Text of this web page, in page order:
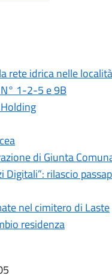
idrica nelle località
N° 1-2-5 e 9B
di Giunta
Digitali”: rilascio
nel cimitero di Laste
residenza